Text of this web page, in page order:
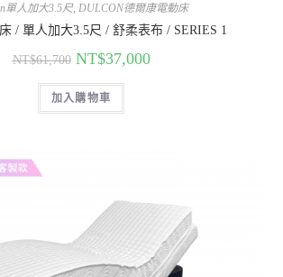
單人加大3.5尺, DULCON德爾康電動床
/ 單人加大3.5尺 / 舒柔表布 / SERIES 1
NT$61,700 NT$37,000
加入購物車